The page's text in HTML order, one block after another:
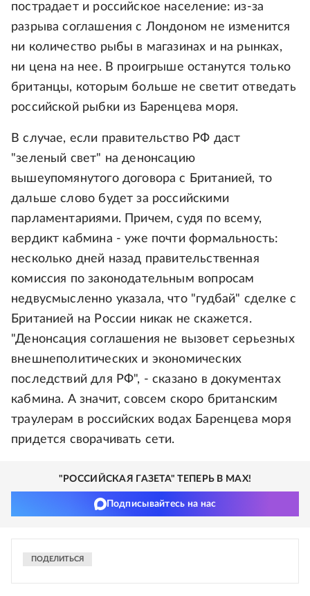
пострадает и российское население: из-за
разрыва соглашения с Лондоном не изменится
ни количество рыбы в магазинах и на рынках,
ни цена на нее. В проигрыше останутся только
британцы, которым больше не светит отведать
российской рыбки из Баренцева моря.
В случае, если правительство РФ даст
"зеленый свет" на денонсацию
вышеупомянутого договора с Британией, то
дальше слово будет за российскими
парламентариями. Причем, судя по всему,
вердикт кабмина - уже почти формальность:
несколько дней назад правительственная
комиссия по законодательным вопросам
недвусмысленно указала, что "гудбай" сделке с
Британией на России никак не скажется.
"Денонсация соглашения не вызовет серьезных
внешнеполитических и экономических
последствий для РФ", - сказано в документах
кабмина. А значит, совсем скоро британским
траулерам в российских водах Баренцева моря
придется сворачивать сети.
"РОССИЙСКАЯ ГАЗЕТА" ТЕПЕРЬ В MAX!
Подписывайтесь на нас
ПОДЕЛИТЬСЯ